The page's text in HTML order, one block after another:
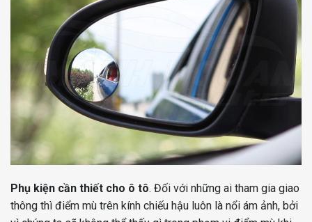
Phụ kiện cần thiết cho ô tô. Đối với những ai tham gia giao
thông thì điểm mù trên kính chiếu hậu luôn là nổi ám ảnh, bởi